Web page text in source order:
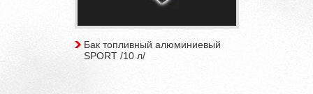
Бак топливный алюминиевый
SPORT /10 л/